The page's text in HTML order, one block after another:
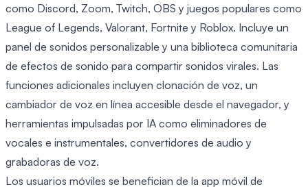
como Discord, Zoom, Twitch, OBS y juegos populares como
League of Legends, Valorant, Fortnite y Roblox. Incluye un
panel de sonidos personalizable y una biblioteca comunitaria
de efectos de sonido para compartir sonidos virales. Las
funciones adicionales incluyen clonación de voz, un
cambiador de voz en línea accesible desde el navegador, y
herramientas impulsadas por IA como eliminadores de
vocales e instrumentales, convertidores de audio y
grabadoras de voz.
Los usuarios móviles se benefician de la app móvil de